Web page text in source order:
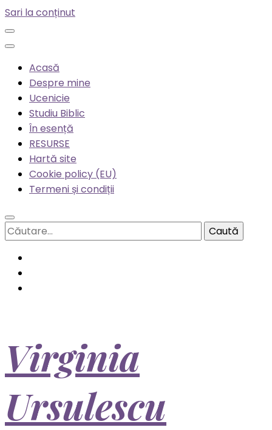
Sari la conținut
Acasă
Despre mine
Ucenicie
Studiu Biblic
În esență
RESURSE
Hartă site
Cookie policy (EU)
Termeni și condiții
Caută
după:
Virginia
Ursulescu